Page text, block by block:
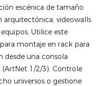
escénica de tamaño
arquitectónica, videowalls
Utilice este
montaje en rack para
desde una consola
(ArtNet 1/2/3). Controle
universos o gestione